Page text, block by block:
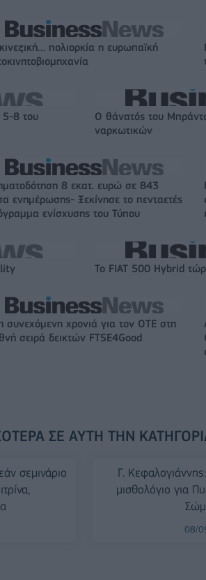
πολιορκία η ευρωπαϊκή
5-8 του
O θάνατός του
ναρκωτικών
8 εκατ. ευρώ σε 843
ενημέρωσης- Ξεκίνησε το πενταετές
ενίσχυσης του Τύπου
Το FIAT 500 Hybrid
συνεχόμενη χρονιά για τον ΟΤΕ στη
σειρά δεικτών FTSE4Good
ΣΕ ΑΥΤΉ ΤΗΝ
σεμινάριο
Γ.
μισθολόγιο για
08/